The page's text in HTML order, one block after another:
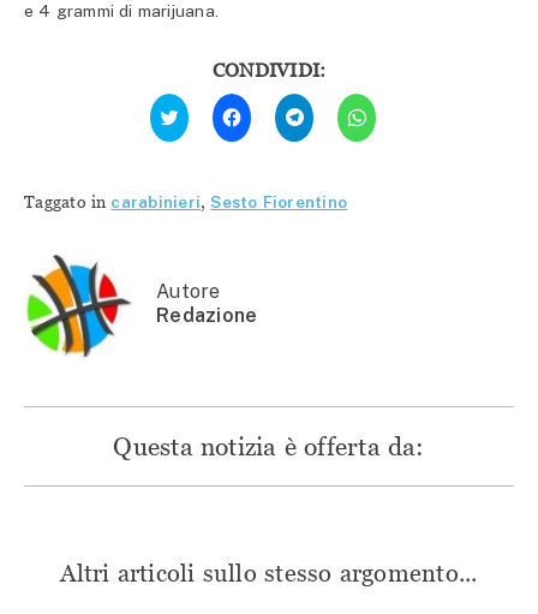
e 4 grammi di marijuana.
CONDIVIDI:
Fai
clic
qui
Twitter
(Si
finestra)
Fai
clic
per
condividere
(Si
apre
Fai
clic
per
condividere
(Si
apre
Fai
clic
per
Taggato in carabinieri,Sesto Fiorentino
Autore
Redazione
Questa notizia è offerta da:
Altri articoli sullo stesso argomento...